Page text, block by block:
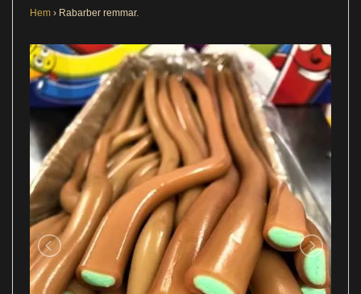
Hem › Rabarber remmar.